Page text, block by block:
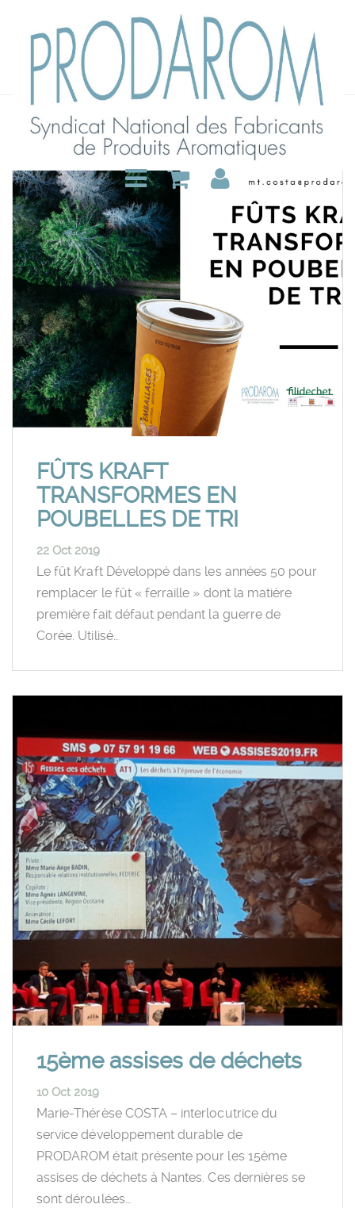
Archive
FÛTS KRAFT
TRANSFORMES EN
POUBELLES DE TRI
22 Oct 2019
Le fût Kraft Développé dans les années 50 pour
remplacer le fût « ferraille » dont la matière
première fait défaut pendant la guerre de
Corée. Utilisé…
15ème assises de déchets
10 Oct 2019
Marie-Thérèse COSTA – interlocutrice du
service développement durable de
PRODAROM était présente pour les 15ème
assises de déchets à Nantes. Ces dernières se
sont déroulées…